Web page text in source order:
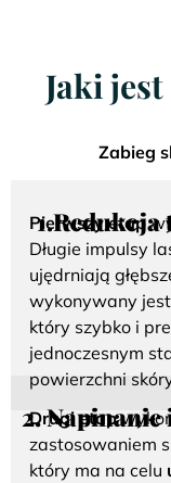
Jaki
Zabieg
1.Redukcja
Pierwszy etap
Długie impulsy
ujędrniają
wykonywany
który szybko i
jednoczesnym
powierzchni
2. Napinanie
Drugi etap
zastosowaniem
który ma na celu